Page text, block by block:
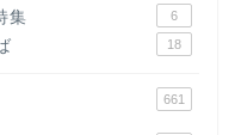
集 6
18
661